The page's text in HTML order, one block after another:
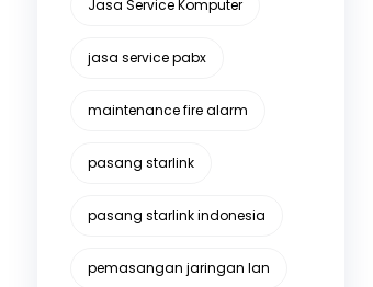
Jasa Service Komputer
jasa service pabx
maintenance fire alarm
pasang starlink
pasang starlink indonesia
pemasangan jaringan lan